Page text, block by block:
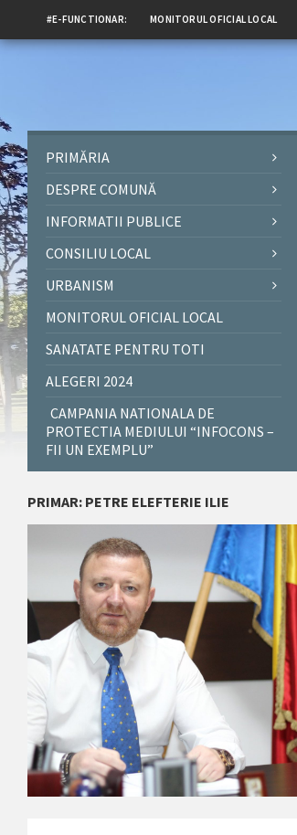
#E-FUNCTIONAR: MONITORUL OFICIAL LOCAL
PRIMĂRIA
DESPRE COMUNĂ
INFORMATII PUBLICE
CONSILIU LOCAL
URBANISM
MONITORUL OFICIAL LOCAL
SANATATE PENTRU TOTI
ALEGERI 2024
CAMPANIA NATIONALA DE
PROTECTIA MEDIULUI “INFOCONS –
FII UN EXEMPLU”
PRIMAR: PETRE ELEFTERIE ILIE